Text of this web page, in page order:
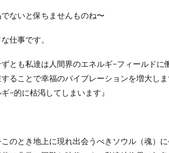
ないと保ちませんものね〜
仕事です。
とも私達は人間界のエネルギ−フィールドに
ることで幸福のバイブレーションを増大し
−的に枯渇してしまいます』
のとき地上に現れ出会うべきソウル（魂）